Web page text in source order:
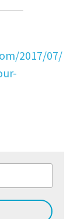
2017/07/